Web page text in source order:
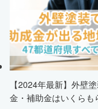
【2024年最新】外壁
金・補助金はいくらも